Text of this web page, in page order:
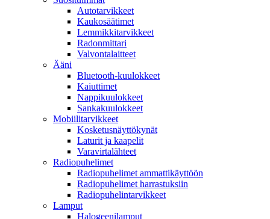
Autotarvikkeet
Kaukosäätimet
Lemmikkitarvikkeet
Radonmittari
Valvontalaitteet
Ääni
Bluetooth-kuulokkeet
Kaiuttimet
Nappikuulokkeet
Sankakuulokkeet
Mobiilitarvikkeet
Kosketusnäyttökynät
Laturit ja kaapelit
Varavirtalähteet
Radiopuhelimet
Radiopuhelimet ammattikäyttöön
Radiopuhelimet harrastuksiin
Radiopuhelintarvikkeet
Lamput
Halogeenilamput